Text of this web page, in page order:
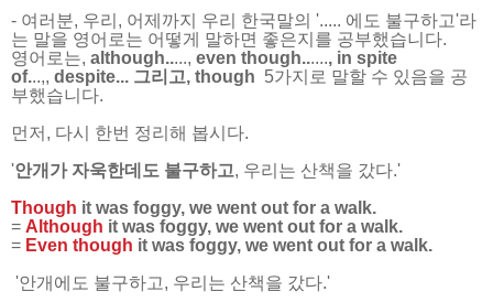
- 여러분, 우리, 어제까지 우리 한국말의 '..... 에도 불구하고'라
는 말을 영어로는 어떻게 말하면 좋은지를 공부했습니다.
영어로는, although....., even though......, in spite
of...,, despite... 그리고, though 5가지로 말할 수 있음을 공
부했습니다.
먼저, 다시 한번 정리해 봅시다.
'안개가 자욱한데도 불구하고, 우리는 산책을 갔다.'
Though it was foggy, we went out for a walk.
= Although it was foggy, we went out for a walk.
= Even though it was foggy, we went out for a walk.
'안개에도 불구하고, 우리는 산책을 갔다.'